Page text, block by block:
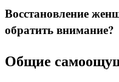
Восстановление
обратить внимание?
Общие